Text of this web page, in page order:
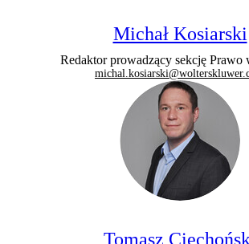
Michał Kosiarski
Redaktor prowadzący sekcję Prawo
Tomasz